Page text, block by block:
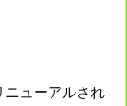
ューアルされ